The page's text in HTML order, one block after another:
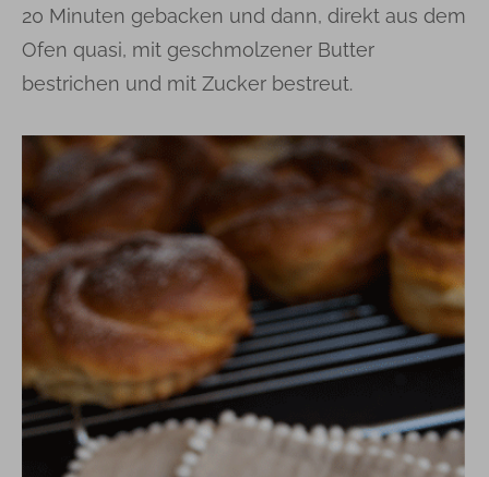
20 Minuten gebacken und dann, direkt aus dem
Ofen quasi, mit geschmolzener Butter
bestrichen und mit Zucker bestreut.